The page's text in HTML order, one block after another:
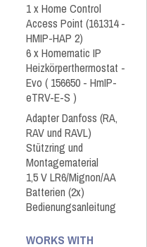
1 x Home Control
Access Point (161314 -
HMIP-HAP 2)
6 x Homematic IP
Heizkörperthermostat -
Evo ( 156650 - HmIP-
eTRV-E-S )
Adapter Danfoss (RA,
RAV und RAVL)
Stützring und
Montagematerial
1,5 V LR6/Mignon/AA
Batterien (2x)
Bedienungsanleitung
WORKS WITH